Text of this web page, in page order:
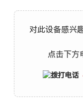
对此设备感兴
点击下方